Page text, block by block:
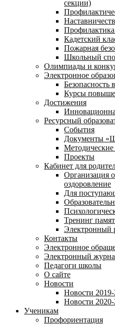
секции)
Кадетский
Пожарная
Школьный
Олимпиады и
Электронное
Безопасность
Курсы
Достижения
Ресурсный
События
Документы
Проекты
Кабинет для
Организация
оздоровление
Для
Тренинг
Электронный
Контакты
Электронное
Электронный
Педагоги школы
О сайте
Новости
Новости 2019-
Новости 2020-
Ученикам
Профориентация